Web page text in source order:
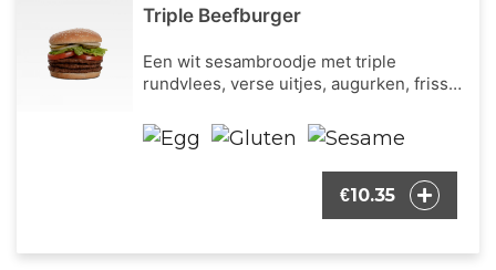
Triple Beefburger
Een wit sesambroodje met triple
rundvlees, verse uitjes, augurken, frisse
bekende burger dressing.
€10.35